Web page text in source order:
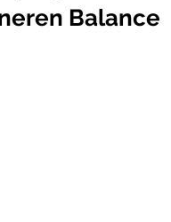
Balance